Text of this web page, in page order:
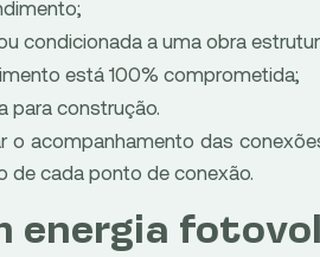
condicionada a uma obra
está 100% comprometida;
para construção.
o acompanhamento das
de cada ponto de conexão.
energia